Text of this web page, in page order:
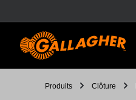
Produits Clôture